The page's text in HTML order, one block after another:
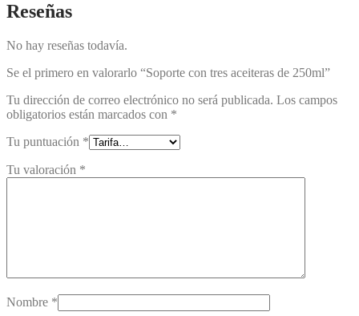
Reseñas
No hay reseñas todavía.
Se el primero en valorarlo “Soporte con tres aceiteras de 250ml”
Tu dirección de correo electrónico no será publicada. Los campos
obligatorios están marcados con *
Tu puntuación *
Tu valoración *
Nombre *